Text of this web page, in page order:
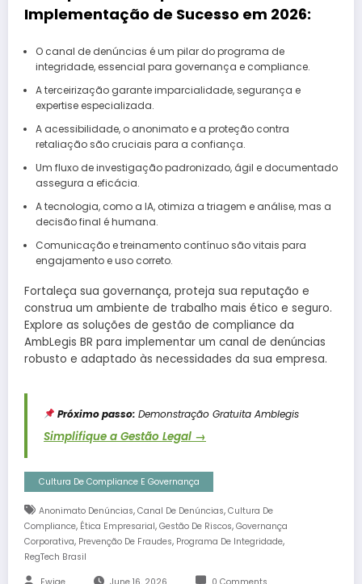
Implementação de Sucesso em 2026:
O canal de denúncias é um pilar do programa de
integridade, essencial para governança e compliance.
A terceirização garante imparcialidade, segurança e
expertise especializada.
A acessibilidade, o anonimato e a proteção contra
retaliação são cruciais para a confiança.
Um fluxo de investigação padronizado, ágil e documentado
assegura a eficácia.
A tecnologia, como a IA, otimiza a triagem e análise, mas a
decisão final é humana.
Comunicação e treinamento contínuo são vitais para
engajamento e uso correto.
Fortaleça sua governança, proteja sua reputação e
construa um ambiente de trabalho mais ético e seguro.
Explore as soluções de gestão de compliance da
AmbLegis BR para implementar um canal de denúncias
robusto e adaptado às necessidades da sua empresa.
Próximo passo:Demonstração Gratuita Amblegis
Simplifique a Gestão Legal →
Cultura De Compliance E Governança
Anonimato Denúncias, Canal De Denúncias, Cultura De
Compliance, Ética Empresarial, Gestão De Riscos, Governança
Corporativa, Prevenção De Fraudes, Programa De Integridade,
RegTech Brasil